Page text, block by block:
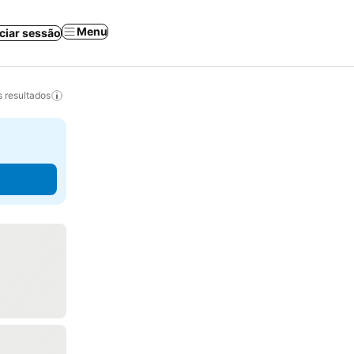
sessão Menu
resultados